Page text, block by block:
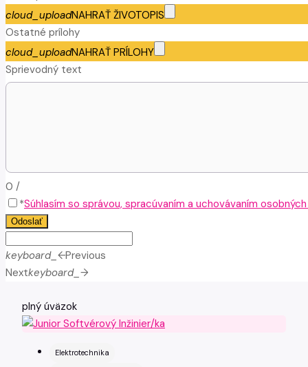
cloud_uploadNAHRAŤ ŽIVOTOPIS
Ostatné prílohy
cloud_uploadNAHRAŤ PRÍLOHY
Sprievodný text
0 /
*Súhlasím so správou, spracúvaním a uchovávaním
Odoslať
keyboard_arrow_leftPrevious
Nextkeyboard_arrow_right
plný úväzok
Elektrotechnika